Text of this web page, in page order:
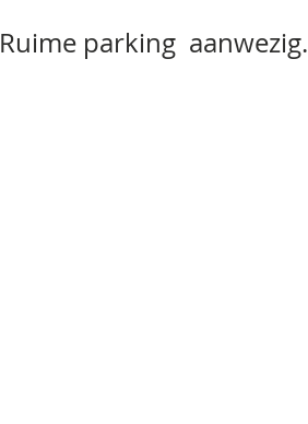
Ruime parking aanwezig.